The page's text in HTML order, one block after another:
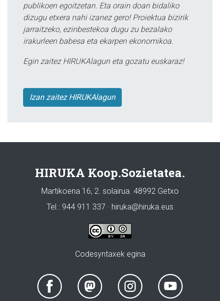
publikoen egoitzetan. Eta orain doan bidaliko
dizugu etxera nahi izanez gero! Proiektua bizirik
jarraitzeko, ezinbestekoa dugu zu bezalako
irakurleen babesa eta ekarpen ekonomikoa.
Egin zaitez HIRUKAlagun eta gozatu euskaraz!
Izan zaitez HIRUKAlagun
HIRUKA Koop.Sozietatea.
Martikoena 16, 2. solairua. 48992 Getxo
Tel.: 944 911 337 · hiruka@hiruka.eus
Codesyntaxek egina